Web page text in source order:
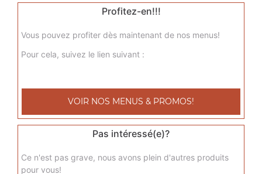
menu wrap tenders, menu wrap tenders steak
+
Nos Tacos
Profitez-en!!!
Vous pouvez profiter dès maintenant de nos menus!
Pour cela, suivez le lien suivant :
VOIR NOS MENUS & PROMOS!
Pas intéressé(e)?
Ce n'est pas grave, nous avons plein d'autres produits
pour vous!